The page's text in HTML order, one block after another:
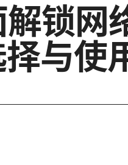
锁网
与使